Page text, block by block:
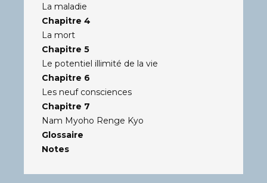
La maladie
Chapitre 4
La mort
Chapitre 5
Le potentiel illimité de la vie
Chapitre 6
Les neuf consciences
Chapitre 7
Nam Myoho Renge Kyo
Glossaire
Notes